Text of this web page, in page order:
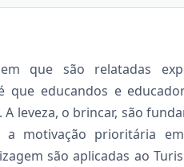
que são relatadas
que educandos e
leveza, o brincar, são
a motivação prioritária
são aplicadas ao